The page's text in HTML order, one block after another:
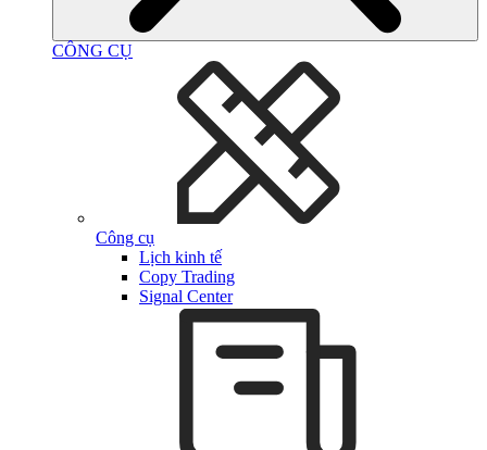
CÔNG CỤ
Công cụ
Lịch kinh tế
Copy Trading
Signal Center